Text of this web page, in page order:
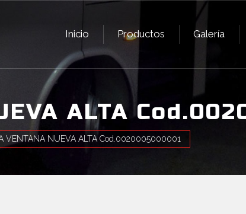
Inicio Productos Galería
ALTA
VENTANA NUEVA ALTA Cod.0020005000001
Galería